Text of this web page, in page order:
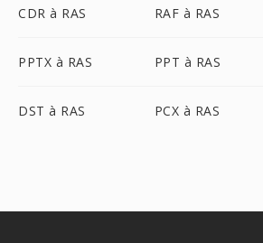
CDR à RAS RAF à RAS
PPTX à RAS PPT à RAS
DST à RAS PCX à RAS